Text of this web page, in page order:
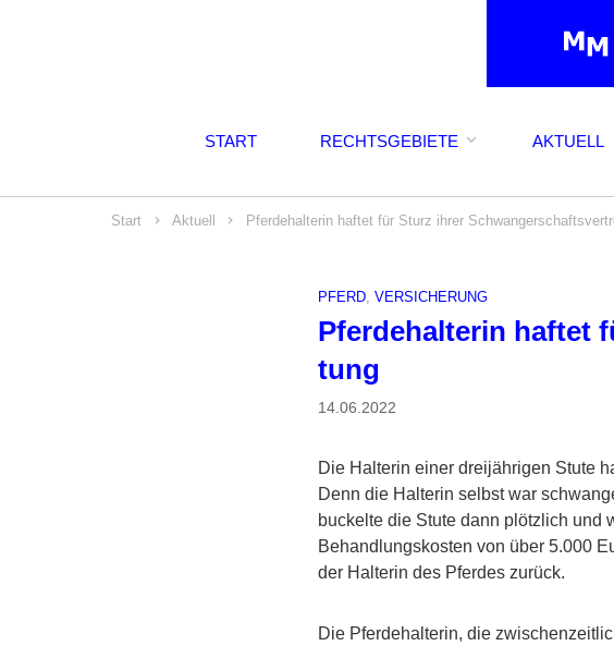
START RECHTSGEBIETE AKTUELL
Start Aktuell Pfer­de­hal­terin haftet für Sturz ihrer
PFERD VERSICHERUNG
Pfer­de­hal­terin haftet
tung
14.06.2022
Die Halterin einer dreijährigen Stute
Denn die Halterin selbst war
buckelte die Stute dann plötzlich und
Behandlungskosten von über 5.000
der Halterin des Pferdes zurück.
Die Pferdehalterin, die